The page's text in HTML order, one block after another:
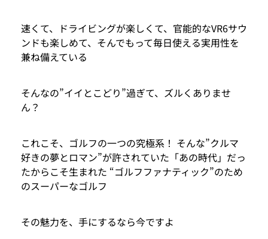
速くて、ドライビングが楽しくて、官能的なVR6サウ
ンドも楽しめて、そんでもって毎日使える実用性を
兼ね備えている
そんなの”イイとこどり”過ぎて、ズルくありませ
ん？
これこそ、ゴルフの一つの究極系！ そんな”クルマ
好きの夢とロマン”が許されていた「あの時代」だっ
たからこそ生まれた “ゴルフファナティック”のため
のスーパーなゴルフ
その魅力を、手にするなら今ですよ